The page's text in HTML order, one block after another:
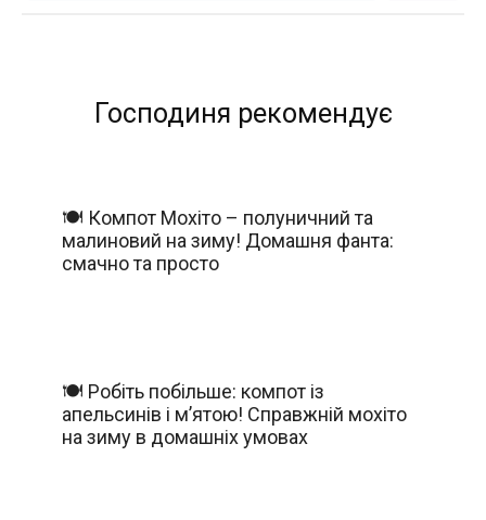
Господиня рекомендує
🍽️ Компот Мохіто – полуничний та
малиновий на зиму! Домашня фанта:
смачно та просто
🍽️ Робіть побільше: компот із
апельсинів і м’ятою! Справжній мохіто
на зиму в домашніх умовах